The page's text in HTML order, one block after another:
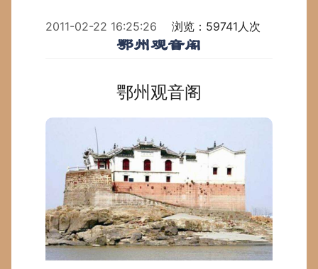
2011-02-22 16:25:26 浏览：59741人次
鄂州观音阁
鄂州观音阁